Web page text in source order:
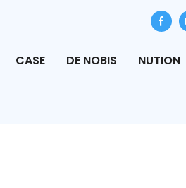
CASE DE NOBIS NUTION